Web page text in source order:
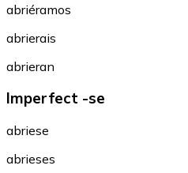
abriéramos
abrierais
abrieran
Imperfect -se
abriese
abrieses